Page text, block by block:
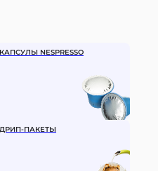
КАПСУЛЫ NESPRESSO
ДРИП-ПАКЕТЫ